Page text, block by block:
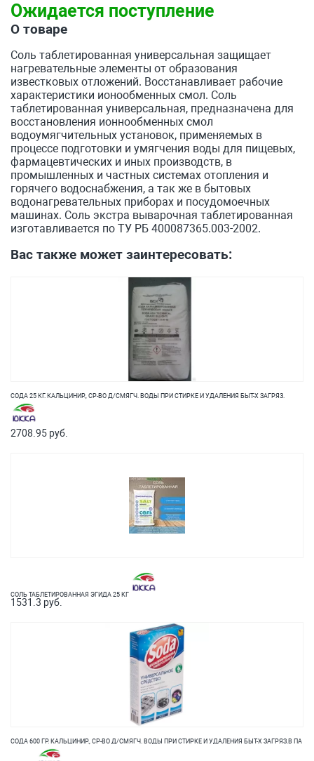
Ожидается поступление
О товаре
Соль таблетированная универсальная защищает
нагревательные элементы от образования
известковых отложений. Восстанавливает рабочие
характеристики ионообменных смол. Соль
таблетированная универсальная, предназначена для
восстановления ионнообменных смол
водоумягчительных установок, применяемых в
процессе подготовки и умягчения воды для пищевых,
фармацевтических и иных производств, в
промышленных и частных системах отопления и
горячего водоснабжения, а так же в бытовых
водонагревательных приборах и посудомоечных
машинах. Соль экстра выварочная таблетированная
изготавливается по ТУ РБ 400087365.003-2002.
Вас также может заинтересовать:
СОДА 25 КГ. КАЛЬЦИНИР., СР-ВО Д/СМЯГЧ. ВОДЫ ПРИ СТИРКЕ И УДАЛЕНИЯ БЫТ-Х ЗАГРЯЗ.
2708.95 руб.
СОЛЬ ТАБЛЕТИРОВАННАЯ ЭГИДА 25 КГ
1531.3 руб.
СОДА 600 ГР. КАЛЬЦИНИР., СР-ВО Д/СМЯГЧ. ВОДЫ ПРИ СТИРКЕ И УДАЛЕНИЯ БЫТ-Х ЗАГРЯЗ.В ПА